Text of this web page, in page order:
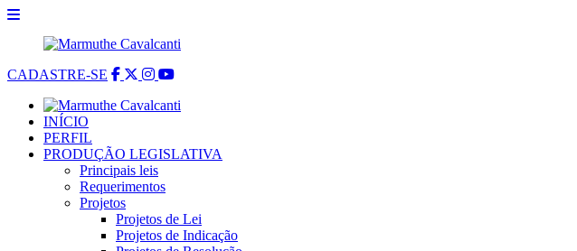
CADASTRE-SE
INÍCIO
PERFIL
PRODUÇÃO LEGISLATIVA
Principais leis
Requerimentos
Projetos
Projetos de Lei
Projetos de Indicação